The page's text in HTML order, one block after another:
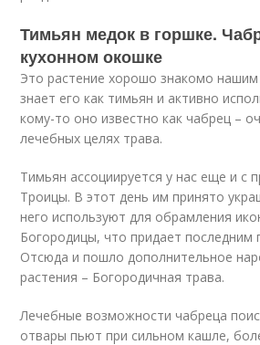
Тимьян медок в горшке.
кухонном окошке
Это растение хорошо знакомо
знает его как тимьян и активно
кому-то оно известно как чабрец –
лечебных целях трава.
Тимьян ассоциируется у нас еще и с
Троицы. В этот день им принято
него используют для обрамления
Богородицы, что придает последним
Отсюда и пошло дополнительное
растения – Богородичная трава.
Лечебные возможности чабреца
отвары пьют при сильном кашле,